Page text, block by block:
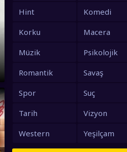
Hint
Komedi
Korku
Macera
Müzik
Psikolojik
Romantik
Savaş
Spor
Suç
Tarih
Vizyon
Western
Yeşilçam